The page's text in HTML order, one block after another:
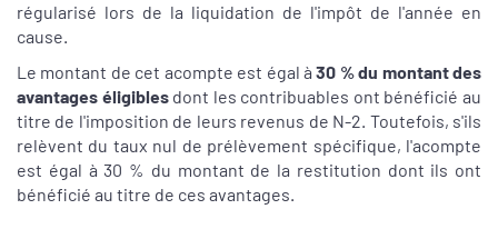
régularisé lors de la liquidation de l'impôt de l'année en
cause.
Le montant de cet acompte est égal à30 % du montant des
avantages éligiblesdont les contribuables ont bénéficié au
titre de l'imposition de leurs revenus de N-2. Toutefois, s'ils
relèvent du taux nul de prélèvement spécifique, l'acompte
est égal à 30 % du montant de la restitution dont ils ont
bénéficié au titre de ces avantages.